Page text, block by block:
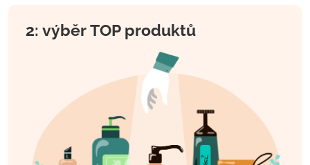
2: výběr TOP produktů